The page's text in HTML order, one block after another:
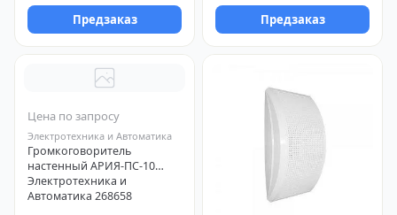
Предзаказ Предзаказ
Цена по запросу
Электротехника и Автоматика
Громкоговоритель
настенный АРИЯ-ПС-10
Электротехника и
Автоматика 268658